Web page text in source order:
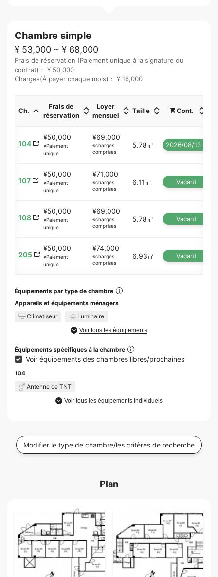
Chambre simple
¥ 53,000 ~ ¥ 68,000
Frais de réservation (Paiement unique à la signature du
contrat)： ¥ 50,000
Charges(À payer chaque mois)： ¥ 16,000
Ch.
Frais de
réservation
Loyer
mensuel
Taille Cont.
104
¥50,000
※Paiement
unique
¥69,000
※charges
comprises
5.78㎡ 2026/08/13 ~
107
¥50,000
※Paiement
unique
¥71,000
※charges
comprises
6.11㎡ Vacant
108
¥50,000
※Paiement
unique
¥69,000
※charges
comprises
5.78㎡ Vacant
205
¥50,000
※Paiement
unique
¥74,000
※charges
comprises
6.93㎡ Vacant
Équipements par type de chambre
Appareils et équipements ménagers
Climatiseur
Luminaire
Voir tous les équipements
Équipements spécifiques à la chambre
Voir équipements des chambres libres/prochaines
104
Antenne de TNT
Voir tous les équipements individuels
Modifier le type de chambre/les critères de recherche
Plan